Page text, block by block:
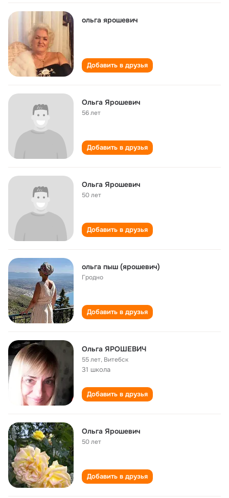
ольга ярошевич
Добавить в друзья
Ольга Ярошевич
56 лет
Добавить в друзья
Ольга Ярошевич
50 лет
Добавить в друзья
ольга пыш (ярошевич)
Гродно
Добавить в друзья
Ольга ЯРОШЕВИЧ
55 лет, Витебск
31 школа
Добавить в друзья
Ольга Ярошевич
50 лет
Добавить в друзья